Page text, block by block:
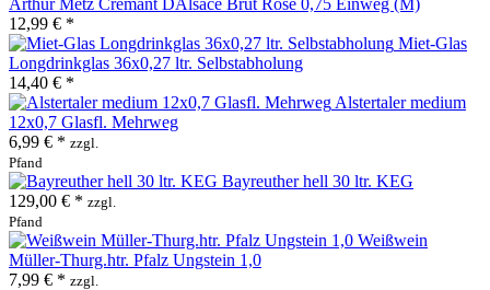
12,99 € *
Miet-Glas
Longdrinkglas 36x0,27 ltr. Selbstabholung
14,40 € *
Alstertaler medium
12x0,7 Glasfl. Mehrweg
6,99 € * zzgl.
Pfand
Bayreuther hell 30 ltr. KEG
129,00 € * zzgl.
Pfand
Weißwein
Müller-Thurg.htr. Pfalz Ungstein 1,0
7,99 € * zzgl.